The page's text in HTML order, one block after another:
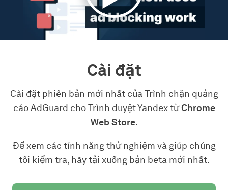
Cài đặt
Cài đặt phiên bản mới nhất của Trình chặn quảng
cáo AdGuard cho Trình duyệt Yandex từChrome
Web Store.
Để xem các tính năng thử nghiệm và giúp chúng
tôi kiểm tra, hãy tải xuống bản beta mới nhất.